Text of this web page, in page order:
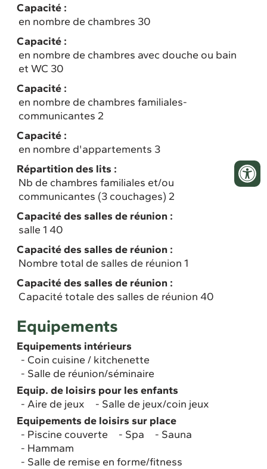
Capacité :
en nombre de chambres 30
Capacité :
en nombre de chambres avec douche ou bain
et WC 30
Capacité :
en nombre de chambres familiales-
communicantes 2
Capacité :
en nombre d'appartements 3
Répartition des lits :
Nb de chambres familiales et/ou
communicantes (3 couchages) 2
Capacité des salles de réunion :
salle 1 40
Capacité des salles de réunion :
Nombre total de salles de réunion 1
Capacité des salles de réunion :
Capacité totale des salles de réunion 40
Equipements
Equipements intérieurs
Coin cuisine / kitchenette
Salle de réunion/séminaire
Equip. de loisirs pour les enfants
Aire de jeux
Salle de jeux/coin jeux
Equipements de loisirs sur place
Piscine couverte
Spa
Sauna
Hammam
Salle de remise en forme/fitness